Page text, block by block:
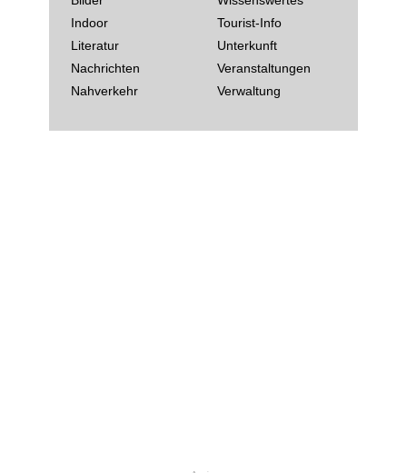
Indoor
Literatur
Nachrichten
Nahverkehr
Tourist-Info
Unterkunft
Veranstaltungen
Verwaltung